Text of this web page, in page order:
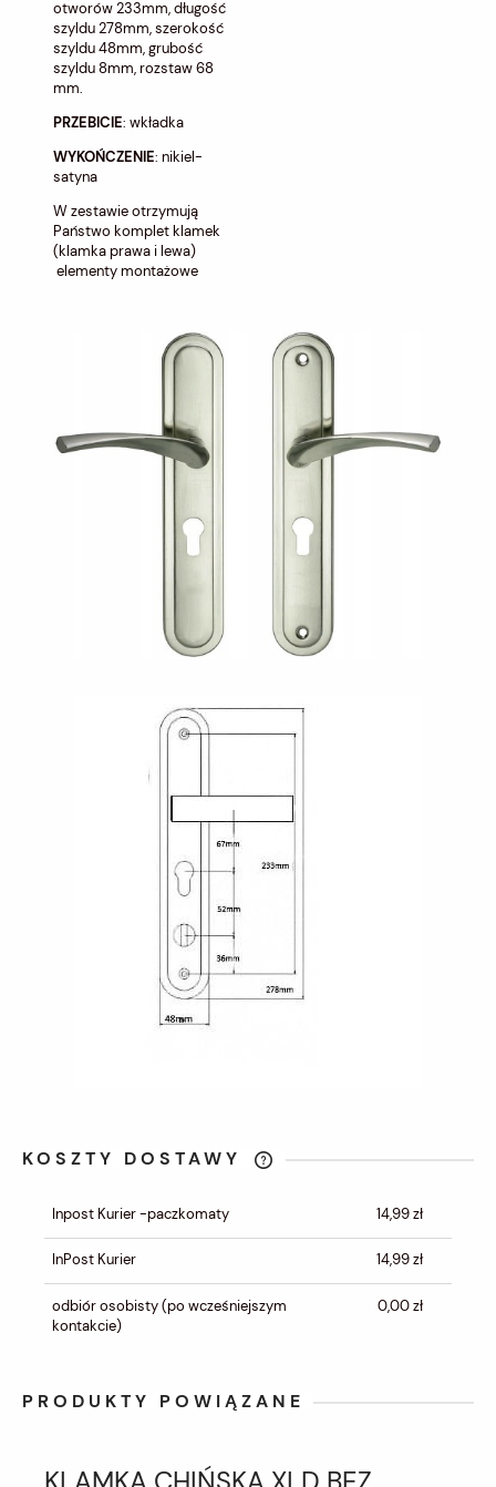
otworów 233mm, długość
szyldu 278mm, szerokość
szyldu 48mm, grubość
szyldu 8mm, rozstaw 68
mm.
PRZEBICIE: wkładka
WYKOŃCZENIE: nikiel-
satyna
W zestawie otrzymują
Państwo komplet klamek
(klamka prawa i lewa)
elementy montażowe
KOSZTY DOSTAWY
KOSZTÓW PŁATNOŚCI
Inpost Kurier -paczkomaty 14,99 zł
InPost Kurier 14,99 zł
odbiór osobisty(po wcześniejszym
kontakcie)
0,00 zł
PRODUKTY POWIĄZANE